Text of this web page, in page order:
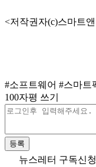
<저작권자(c)스마트
#소프트웨어 #스마트
100자평 쓰기
등록
뉴스레터 구독신청